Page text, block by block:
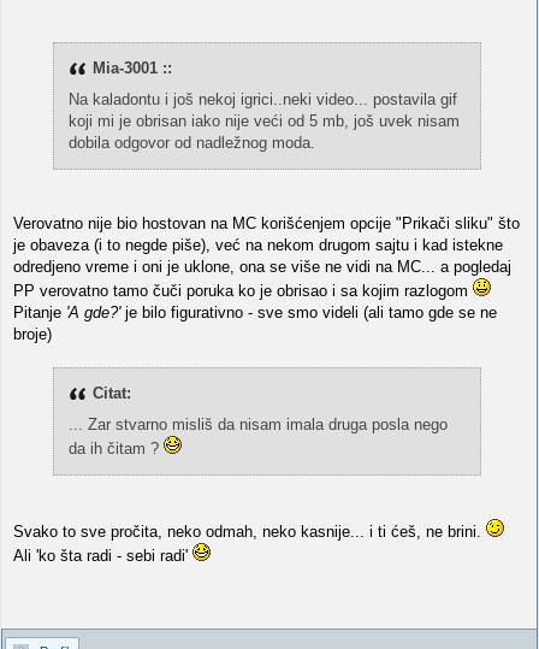
Mia-3001 ::
Na kaladontu i još nekoj igrici..neki video... postavila gif
koji mi je obrisan iako nije veći od 5 mb, još uvek nisam
dobila odgovor od nadležnog moda.
Verovatno nije bio hostovan na MC korišćenjem opcije "Prikači sliku" što
je obaveza (i to negde piše), već na nekom drugom sajtu i kad istekne
odredjeno vreme i oni je uklone, ona se više ne vidi na MC... a pogledaj
PP verovatno tamo čuči poruka ko je obrisao i sa kojim razlogom
Pitanje 'A gde?'je bilo figurativno - sve smo videli (ali tamo gde se ne
broje)
Citat:
... Zar stvarno misliš da nisam imala druga posla nego
da ih čitam ?
Svako to sve pročita, neko odmah, neko kasnije... i ti ćeš, ne brini.
Ali 'ko šta radi - sebi radi'